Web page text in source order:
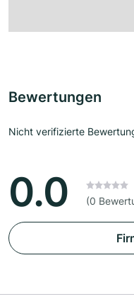
Bewertungen
Nicht verifizierte
0.0 (0